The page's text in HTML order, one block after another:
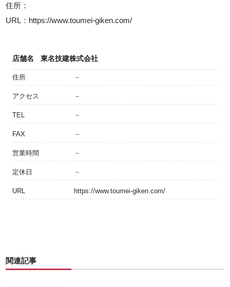
住所：
URL：https://www.toumei-giken.com/
店舗名 東名技建株式会社
住所 －
アクセス －
TEL －
FAX －
営業時間 －
定休日 －
URL https://www.toumei-giken.com/
関連記事